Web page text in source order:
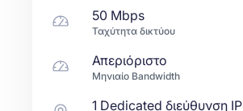
50 Mbps
Ταχύτητα δικτύου
Απεριόριστο
Μηνιαίο Bandwidth
1 Dedicated διεύθυνση IP